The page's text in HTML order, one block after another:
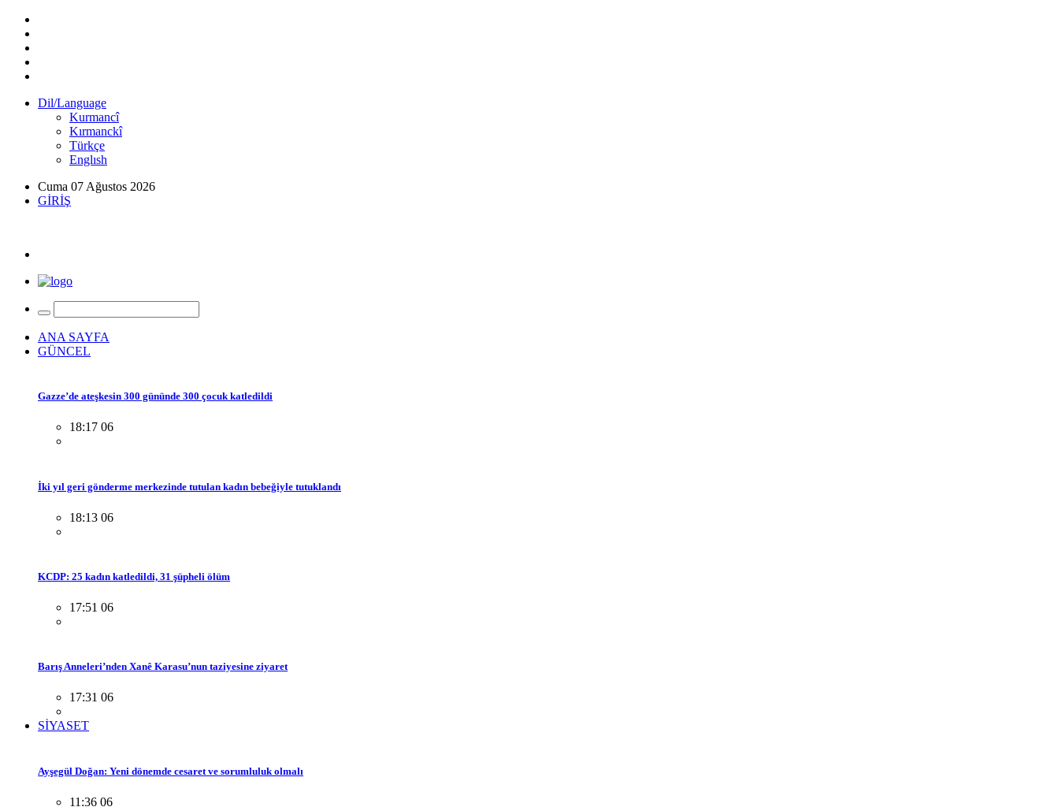
Dil/Language
Kurmancî
Kırmanckî
Türkçe
Englısh
Cuma 07 Ağustos 2026
GİRİŞ
ANA SAYFA
GÜNCEL
Gazze’de ateşkesin 300 gününde 300 çocuk katledildi
18:17 06
İki yıl geri gönderme merkezinde tutulan kadın bebeğiyle tutuklandı
18:13 06
KCDP: 25 kadın katledildi, 31 şüpheli ölüm
17:51 06
Barış Anneleri’nden Xanê Karasu’nun taziyesine ziyaret
17:31 06
SİYASET
Ayşegül Doğan: Yeni dönemde cesaret ve sorumluluk olmalı
11:36 06